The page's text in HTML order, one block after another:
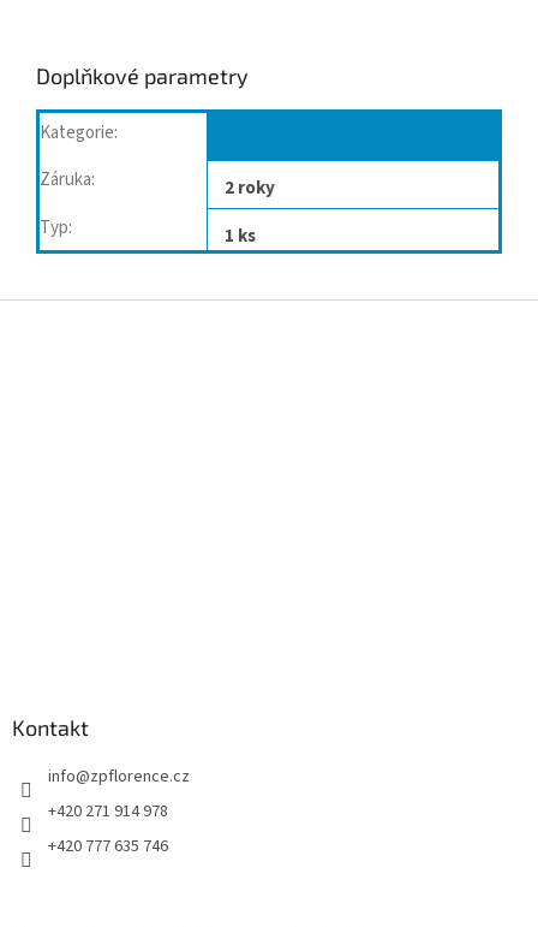
Doplňkové parametry
Kategorie:
Záruka:
2 roky
Typ: 1 ks
Kontakt
info@zpflorence.cz
+420 271 914 978
+420 777 635 746